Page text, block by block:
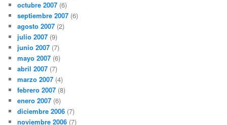
octubre 2007 (6)
septiembre 2007 (6)
agosto 2007 (2)
julio 2007 (9)
junio 2007 (7)
mayo 2007 (6)
abril 2007 (7)
marzo 2007 (4)
febrero 2007 (8)
enero 2007 (6)
diciembre 2006 (7)
noviembre 2006 (7)